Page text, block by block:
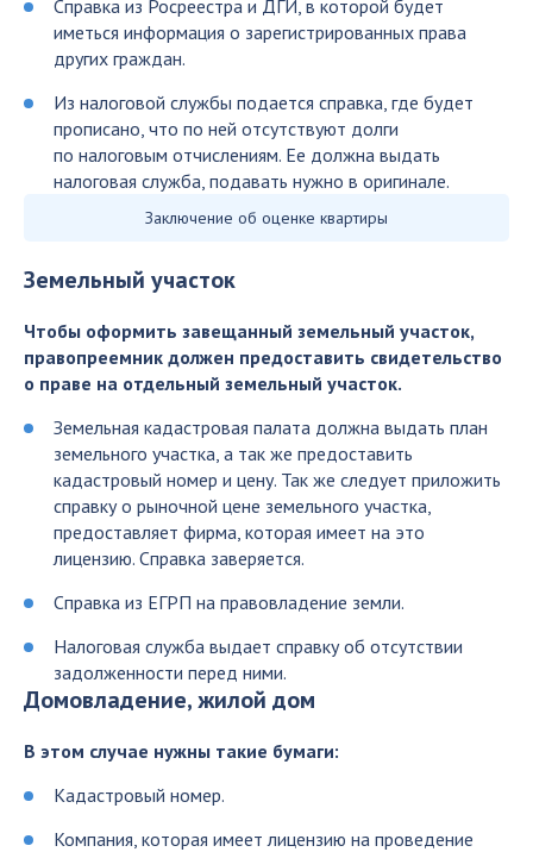
Справка из Росреестра и ДГИ, в которой будет
иметься информация о зарегистрированных права
других граждан.
Из налоговой службы подается справка, где будет
прописано, что по ней отсутствуют долги
по налоговым отчислениям. Ее должна выдать
налоговая служба, подавать нужно в оригинале.
Заключение об оценке квартиры
Земельный участок
Чтобы оформить завещанный земельный участок,
правопреемник должен предоставить свидетельство
о праве на отдельный земельный участок.
Земельная кадастровая палата должна выдать план
земельного участка, а так же предоставить
кадастровый номер и цену. Так же следует приложить
справку о рыночной цене земельного участка,
предоставляет фирма, которая имеет на это
лицензию. Справка заверяется.
Справка из ЕГРП на правовладение земли.
Налоговая служба выдает справку об отсутствии
задолженности перед ними.
Домовладение, жилой дом
В этом случае нужны такие бумаги:
Кадастровый номер.
Компания, которая имеет лицензию на проведение